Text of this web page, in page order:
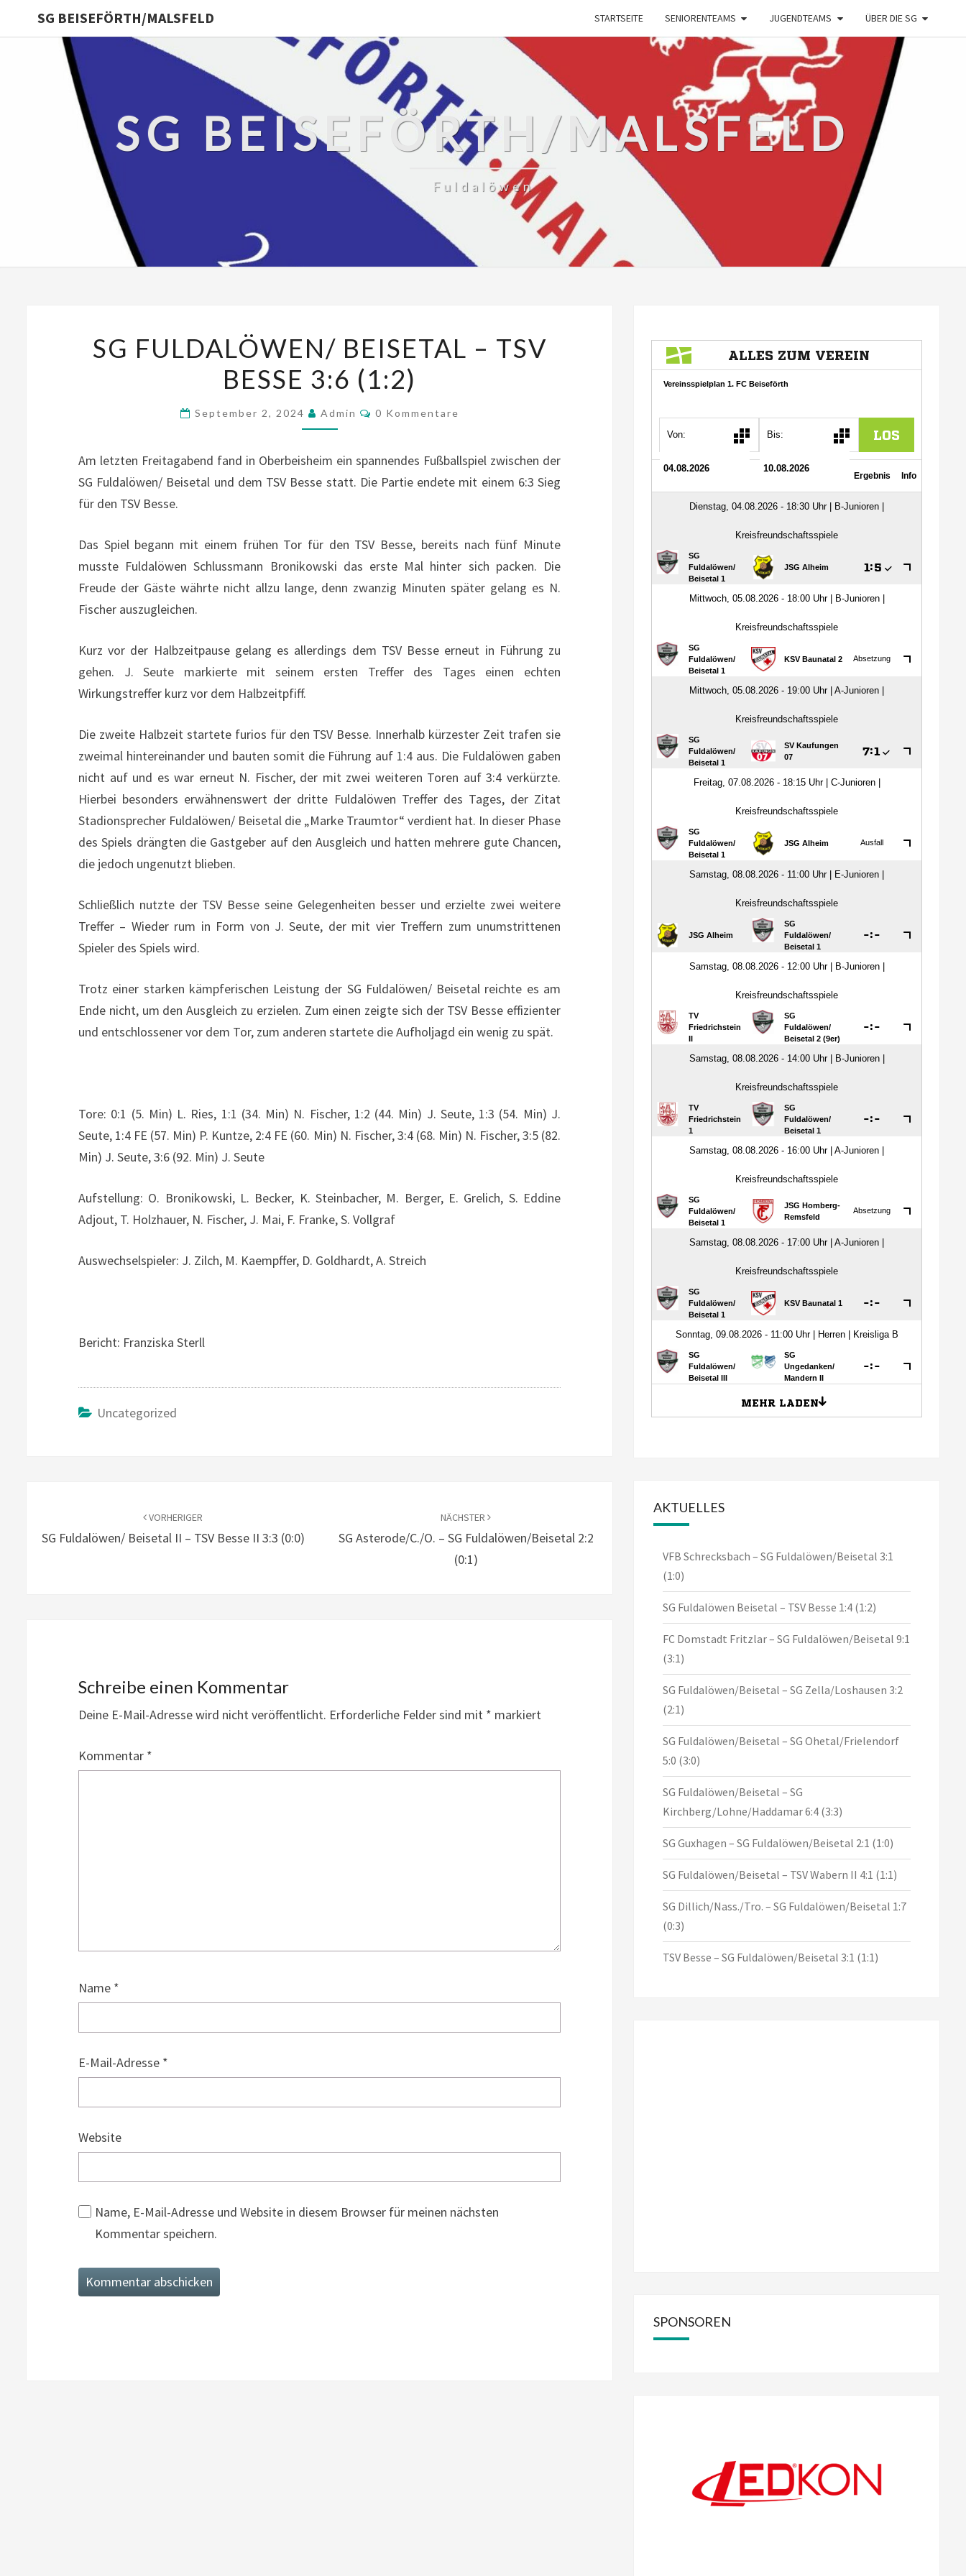
SG BEISEFÖRTH/MALSFELD STARTSEITE SENIORENTEAMS JUGENDTEAMS ÜBER DIE SG
SG BEISEFÖRTH/MALSFELD
Fuldalöwen
FULDALÖWEN/
BEISETAL
–
TSV
3:6
(1:2)
SG FULDALÖWEN/ BEISETAL – TSV
BESSE 3:6 (1:2)
September 2, 2024 Admin Kommentare
0 Kommentare
Am letzten Freitagabend fand in Oberbeisheim ein spannendes Fußballspiel zwischen der
SG Fuldalöwen/ Beisetal und dem TSV Besse statt. Die Partie endete mit einem 6:3 Sieg
für den TSV Besse.
Das Spiel begann mit einem frühen Tor für den TSV Besse, bereits nach fünf Minute
musste Fuldalöwen Schlussmann Bronikowski das erste Mal hinter sich packen. Die
Freude der Gäste währte nicht allzu lange, denn zwanzig Minuten später gelang es N.
Fischer auszugleichen.
Kurz vor der Halbzeitpause gelang es allerdings dem TSV Besse erneut in Führung zu
gehen. J. Seute markierte mit seinem ersten Treffer des Tages einen echten
Wirkungstreffer kurz vor dem Halbzeitpfiff.
Die zweite Halbzeit startete furios für den TSV Besse. Innerhalb kürzester Zeit trafen sie
zweimal hintereinander und bauten somit die Führung auf 1:4 aus. Die Fuldalöwen gaben
nicht auf und es war erneut N. Fischer, der mit zwei weiteren Toren auf 3:4 verkürzte.
Hierbei besonders erwähnenswert der dritte Fuldalöwen Treffer des Tages, der Zitat
Stadionsprecher Fuldalöwen/ Beisetal die „Marke Traumtor“ verdient hat. In dieser Phase
des Spiels drängten die Gastgeber auf den Ausgleich und hatten mehrere gute Chancen,
die jedoch ungenutzt blieben.
Schließlich nutzte der TSV Besse seine Gelegenheiten besser und erzielte zwei weitere
Treffer – Wieder rum in Form von J. Seute, der mit vier Treffern zum unumstrittenen
Spieler des Spiels wird.
Trotz einer starken kämpferischen Leistung der SG Fuldalöwen/ Beisetal reichte es am
Ende nicht, um den Ausgleich zu erzielen. Zum einen zeigte sich der TSV Besse effizienter
und entschlossener vor dem Tor, zum anderen startete die Aufholjagd ein wenig zu spät.
Tore: 0:1 (5. Min) L. Ries, 1:1 (34. Min) N. Fischer, 1:2 (44. Min) J. Seute, 1:3 (54. Min) J.
Seute, 1:4 FE (57. Min) P. Kuntze, 2:4 FE (60. Min) N. Fischer, 3:4 (68. Min) N. Fischer, 3:5 (82.
Min) J. Seute, 3:6 (92. Min) J. Seute
Aufstellung: O. Bronikowski, L. Becker, K. Steinbacher, M. Berger, E. Grelich, S. Eddine
Adjout, T. Holzhauer, N. Fischer, J. Mai, F. Franke, S. Vollgraf
Auswechselspieler: J. Zilch, M. Kaempffer, D. Goldhardt, A. Streich
Bericht: Franziska Sterll
Uncategorized
VORHERIGER
SG Fuldalöwen/ Beisetal II – TSV Besse II 3:3 (0:0)
NÄCHSTER
SG Asterode/C./O. – SG Fuldalöwen/Beisetal 2:2
(0:1)
Schreibe einen Kommentar
Deine E-Mail-Adresse wird nicht veröffentlicht. Erforderliche Felder sind mit * markiert
Kommentar *
Name *
E-Mail-Adresse *
Website
Name, E-Mail-Adresse und Website in diesem Browser für meinen nächsten
Kommentar speichern.
AKTUELLES
VFB Schrecksbach – SG Fuldalöwen/Beisetal 3:1
(1:0)
SG Fuldalöwen Beisetal – TSV Besse 1:4 (1:2)
FC Domstadt Fritzlar – SG Fuldalöwen/Beisetal 9:1
(3:1)
SG Fuldalöwen/Beisetal – SG Zella/Loshausen 3:2
(2:1)
SG Fuldalöwen/Beisetal – SG Ohetal/Frielendorf
5:0 (3:0)
SG Fuldalöwen/Beisetal – SG
Kirchberg/Lohne/Haddamar 6:4 (3:3)
SG Guxhagen – SG Fuldalöwen/Beisetal 2:1 (1:0)
SG Fuldalöwen/Beisetal – TSV Wabern II 4:1 (1:1)
SG Dillich/Nass./Tro. – SG Fuldalöwen/Beisetal 1:7
(0:3)
TSV Besse – SG Fuldalöwen/Beisetal 3:1 (1:1)
SPONSOREN